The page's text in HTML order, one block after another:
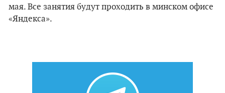
мая. Все занятия будут проходить в минском офисе
«Яндекса».